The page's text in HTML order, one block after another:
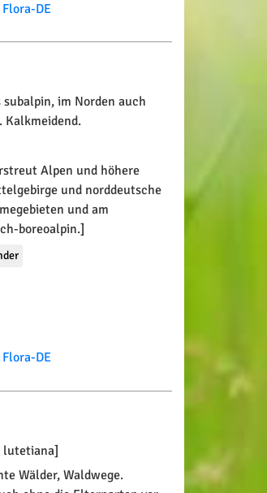
DE
im Norden auch
Kalkmeidend.
Alpen und höhere
und norddeutsche
und am
boreoalpin.]
DE
lutetiana]
Wälder, Waldwege.